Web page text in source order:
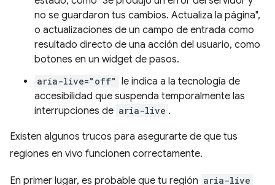
no se guardaron tus cambios. Actualiza la página",
o actualizaciones de un campo de entrada como
resultado directo de una acción del usuario, como
botones en un widget de pasos.
aria-live="off" le indica a la tecnología de
accesibilidad que suspenda temporalmente las
interrupciones de aria-live .
Existen algunos trucos para asegurarte de que tus
regiones en vivo funcionen correctamente.
En primer lugar, es probable que tu región aria-live